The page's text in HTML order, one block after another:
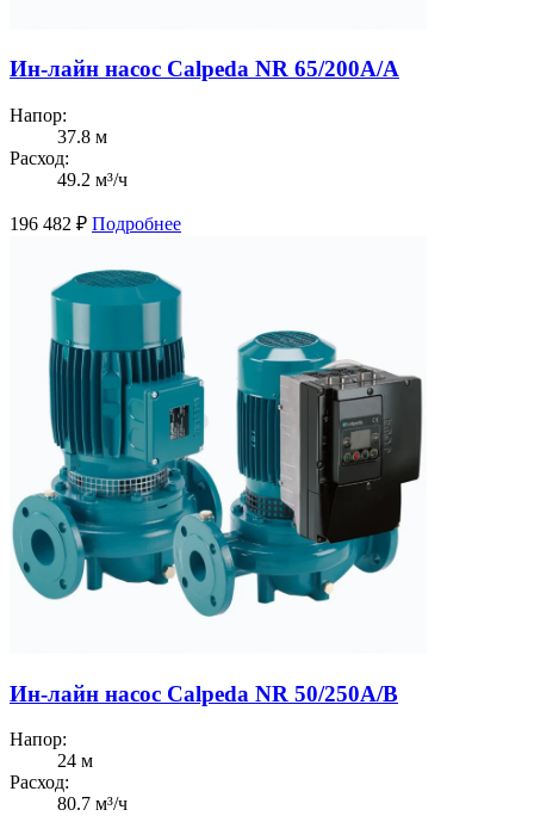
Ин-лайн насос Calpeda NR 65/200A/A
Напор:
37.8 м
Расход:
49.2 м³/ч
196 482 ₽ Подробнее
Ин-лайн насос Calpeda NR 50/250A/B
Напор:
24 м
Расход:
80.7 м³/ч